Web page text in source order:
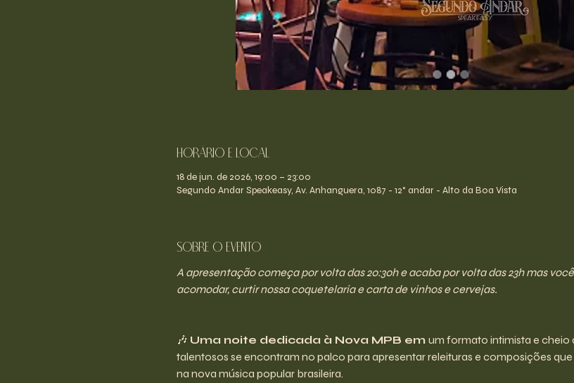
Horário e Local
18 de jun. de 2026, 19:00 – 23:00
Segundo Andar Speakeasy, Av. Anhanguera, 1087 - 12° andar - Alto da Boa Vista
Sobre o evento
A apresentação começa por volta das 20:30h e acaba por volta das 23h mas
acomodar, curtir nossa coquetelaria e carta de vinhos e cervejas.
🎶 Uma noite dedicada à Nova MPB em um formato intimista e cheio
talentosos se encontram no palco para apresentar releituras e composições
na nova música popular brasileira.